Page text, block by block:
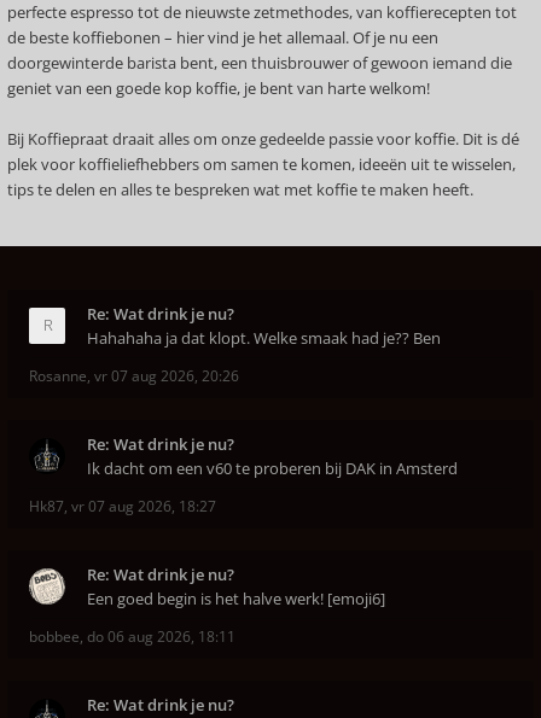
perfecte espresso tot de nieuwste zetmethodes, van koffierecepten tot
de beste koffiebonen – hier vind je het allemaal. Of je nu een
doorgewinterde barista bent, een thuisbrouwer of gewoon iemand die
geniet van een goede kop koffie, je bent van harte welkom!
Bij Koffiepraat draait alles om onze gedeelde passie voor koffie. Dit is dé
plek voor koffieliefhebbers om samen te komen, ideeën uit te wisselen,
tips te delen en alles te bespreken wat met koffie te maken heeft.
Re: Wat drink je nu?
Hahahaha ja dat klopt. Welke smaak had je?? Ben
Rosanne, vr 07 aug 2026, 20:26
Re: Wat drink je nu?
Ik dacht om een v60 te proberen bij DAK in Amsterd
Hk87, vr 07 aug 2026, 18:27
Re: Wat drink je nu?
Een goed begin is het halve werk! [emoji6]
bobbee, do 06 aug 2026, 18:11
Re: Wat drink je nu?